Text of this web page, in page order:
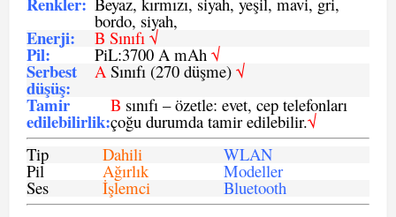
bordo, siyah,
Enerji: B Sınıfı √
Pil: PiL:3700 A mAh √
Serbest
düşüş:
ASınıfı (270 düşme) √
Tamir
edilebilirlik:
B sınıfı – özetle: evet, cep telefonları
çoğu durumda tamir edilebilir.√
Tip
Dahili WLAN
Pil Ağırlık Modeller
Ses İşlemci Bluetooth